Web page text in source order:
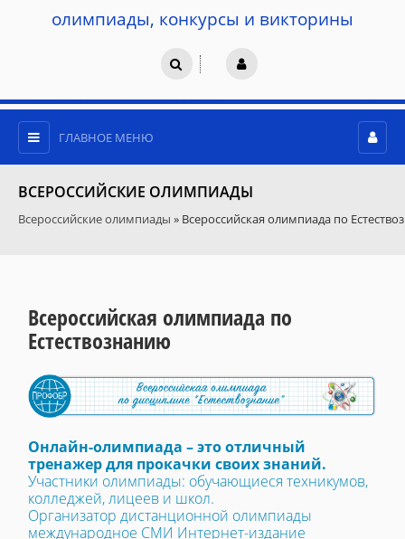
олимпиады, конкурсы и викторины
ГЛАВНОЕ МЕНЮ
ВСЕРОССИЙСКИЕ ОЛИМПИАДЫ
Всероссийские олимпиады » Всероссийская олимпиада по
Всероссийская олимпиада по
Естествознанию
Онлайн-олимпиада – это отличный
тренажер для прокачки своих знаний.
Участники олимпиады: обучающиеся техникумов,
колледжей, лицеев и школ.
Организатор дистанционной олимпиады
международное СМИ Интернет-издание